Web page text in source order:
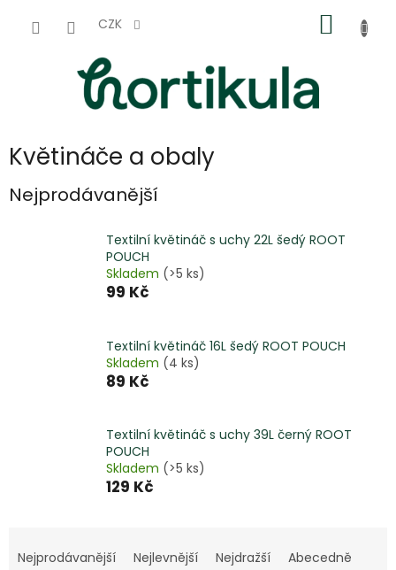
CZK
KOŠÍK
Květináče a obaly
Nejprodávanější
Textilní květináč s uchy 22L šedý ROOT
POUCH
Skladem (>5 ks)
99 Kč
Textilní květináč 16L šedý ROOT POUCH
Skladem (4 ks)
89 Kč
Textilní květináč s uchy 39L černý ROOT
POUCH
Skladem (>5 ks)
129 Kč
aNejprodávanější Nejlevnější Nejdražší Abecedně